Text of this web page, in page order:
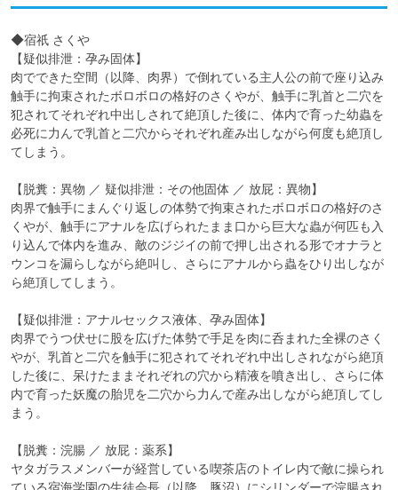
◆宿祇 さくや
【疑似排泄：孕み固体】
肉でできた空間（以降、肉界）で倒れている主人公の前で座り込み
触手に拘束されたボロボロの格好のさくやが、触手に乳首と二穴を
犯されてそれぞれ中出しされて絶頂した後に、体内で育った幼蟲を
必死に力んで乳首と二穴からそれぞれ産み出しながら何度も絶頂し
てしまう。
【脱糞：異物 ／ 疑似排泄：その他固体 ／ 放屁：異物】
肉界で触手にまんぐり返しの体勢で拘束されたボロボロの格好のさ
くやが、触手にアナルを広げられたまま口から巨大な蟲が何匹も入
り込んで体内を進み、敵のジジイの前で押し出される形でオナラと
ウンコを漏らしながら絶叫し、さらにアナルから蟲をひり出しなが
ら絶頂してしまう。
【疑似排泄：アナルセックス液体、孕み固体】
肉界でうつ伏せに股を広げた体勢で手足を肉に呑まれた全裸のさく
やが、乳首と二穴を触手に犯されてそれぞれ中出しされながら絶頂
した後に、呆けたままそれぞれの穴から精液を噴き出し、さらに体
内で育った妖魔の胎児を二穴から力んで産み出しながら絶頂してし
まう。
【脱糞：浣腸 ／ 放屁：薬系】
ヤタガラスメンバーが経営している喫茶店のトイレ内で敵に操られ